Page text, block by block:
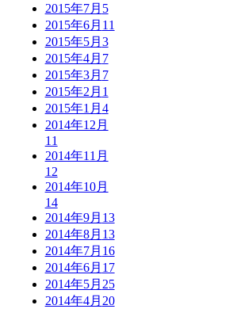
2015年7月 5
2015年6月 11
2015年5月 3
2015年4月 7
2015年3月 7
2015年2月 1
2015年1月 4
2014年12月
11
2014年11月
12
2014年10月
14
2014年9月 13
2014年8月 13
2014年7月 16
2014年6月 17
2014年5月 25
2014年4月 20